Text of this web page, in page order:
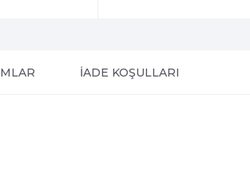
İADE KOŞULLARI